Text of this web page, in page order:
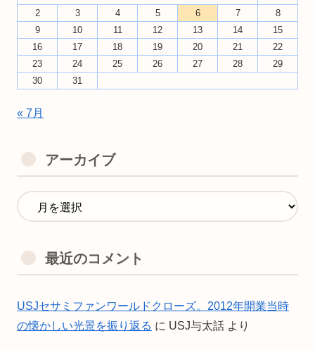
2
3 4 5 6 7
8
9
10 11 12 13 14
15
16
17 18 19 20 21
22
23
24 25 26 27 28
29
30
31
« 7月
アーカイブ
最近のコメント
USJセサミファンワールドクローズ。2012年開業当時
の懐かしい光景を振り返る に USJ与太話 より